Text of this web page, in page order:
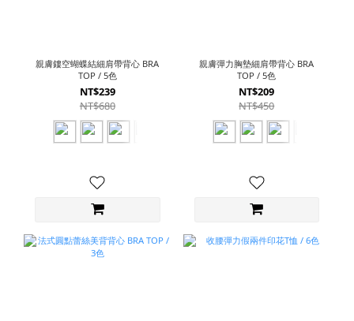
親膚鏤空蝴蝶結細肩帶背心 BRA
TOP / 5色
NT$239
NT$680
親膚彈力胸墊細肩帶背心 BRA
TOP / 5色
NT$209
NT$450